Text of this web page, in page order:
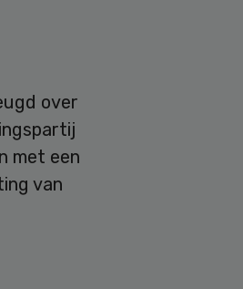
over
met een
van